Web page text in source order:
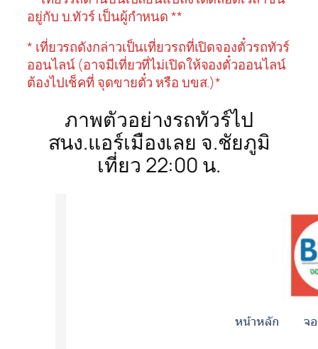
อยู่กับ บ.ทัวร์ เป็นผู้กำหนด **
* เที่ยวรถดังกล่าวเป็นเที่ยวรถที่เปิดจองตั๋วรถทัวร์
ออนไลน์ (อาจมีเที่ยวที่ไม่เปิดให้จองตั๋วออนไลน์
ต้องไปเช็คที่ จุดขายตั๋ว หรือ บขส.)*
ภาพตัวอย่างรถทัวร์ไป
สนง.แอร์เมืองเลย จ.ชัยภูมิ
เที่ยว 22:00 น.